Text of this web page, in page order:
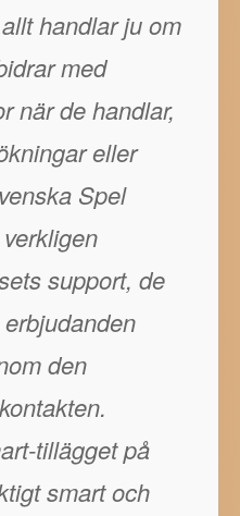
handlar ju om
med
när de handlar,
eller
Spel
support, de
den
tillägget på
smart och